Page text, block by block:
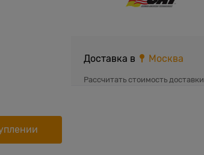
Доставка в Москва
Рассчитать стоимость доставки